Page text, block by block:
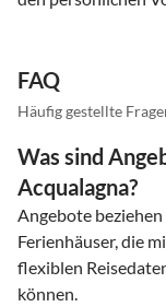
FAQ
Häufig gestellte
Was sind
Acqualagna?
Angebote
Ferienhäuser, die
flexiblen
können.